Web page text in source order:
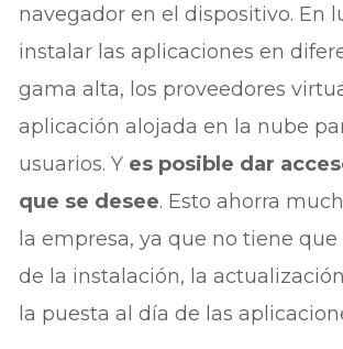
navegador en el dispositivo. En
instalar las aplicaciones en
gama alta, los proveedores
aplicación alojada en la nube
usuarios. Y es posible dar
que se desee. Esto ahorra
la empresa, ya que no tiene
de la instalación, la
la puesta al día de las